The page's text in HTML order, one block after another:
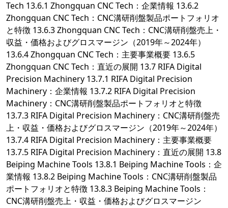
Tech 13.6.1 Zhongquan CNC Tech：企業情報 13.6.2
Zhongquan CNC Tech：CNC溝研削盤製品ポートフォリオ
と特徴 13.6.3 Zhongquan CNC Tech：CNC溝研削盤売上・
収益・価格およびグロスマージン（2019年～2024年）
13.6.4 Zhongquan CNC Tech：主要事業概要 13.6.5
Zhongquan CNC Tech：直近の展開 13.7 RIFA Digital
Precision Machinery 13.7.1 RIFA Digital Precision
Machinery：企業情報 13.7.2 RIFA Digital Precision
Machinery：CNC溝研削盤製品ポートフォリオと特徴
13.7.3 RIFA Digital Precision Machinery：CNC溝研削盤売
上・収益・価格およびグロスマージン（2019年～2024年）
13.7.4 RIFA Digital Precision Machinery：主要事業概要
13.7.5 RIFA Digital Precision Machinery：直近の展開 13.8
Beiping Machine Tools 13.8.1 Beiping Machine Tools：企
業情報 13.8.2 Beiping Machine Tools：CNC溝研削盤製品
ポートフォリオと特徴 13.8.3 Beiping Machine Tools：
CNC溝研削盤売上・収益・価格およびグロスマージン